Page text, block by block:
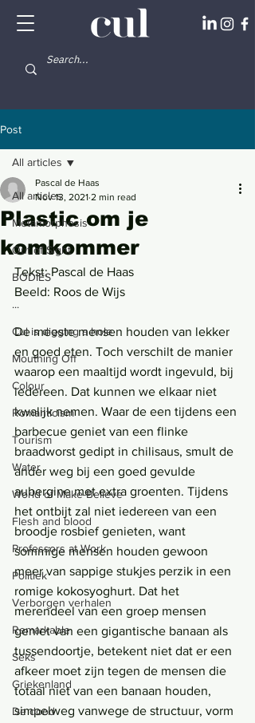
Post
All articles
Metamorphosis
Out of Sight
BODIES
...
Cul is digging a hole
Mouthing Off
Colour
Romanticism
Tourism
Water
World of Make-Believe
Flesh and blood
Professors at Work
Politiek
Verborgen verhalen
Remarkable
Seks
Griekenland
De dood
All articles
Plastic om je
komkommer
Pascal de Haas
Nov 13, 2021 2 min read
Tekst: Pascal de Haas
Beeld: Roos de Wijs
De meeste mensen houden van lekker
en goed eten. Toch verschilt de manier
waarop een maaltijd wordt ingevuld, bij
iedereen. Dat kunnen we elkaar niet
kwalijk nemen. Waar de een tijdens een
barbecue geniet van een flinke
braadworst gedipt in chilisaus, smult de
ander weg bij een goed gevulde
aubergine met extra groenten. Tijdens
het ontbijt zal niet iedereen van een
broodje rosbief genieten, want
sommige mensen houden gewoon
meer van sappige stukjes perzik in een
romige kokosyoghurt. Dat het
merendeel van een groep mensen
geniet van een gigantische banaan als
tussendoortje, betekent niet dat er een
afkeer moet zijn tegen de mensen die
totaal niet van een banaan houden,
simpelweg vanwege de structuur, vorm